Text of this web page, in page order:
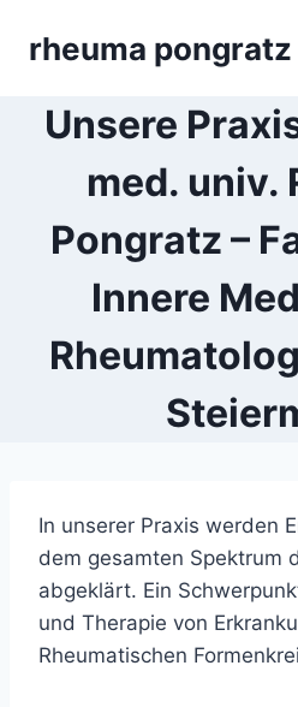
rheuma pongratz
Unsere
med. univ.
Pongratz –
Innere
In unserer Praxis werden
dem gesamten Spektrum
abgeklärt. Ein
und Therapie von
Rheumatischen